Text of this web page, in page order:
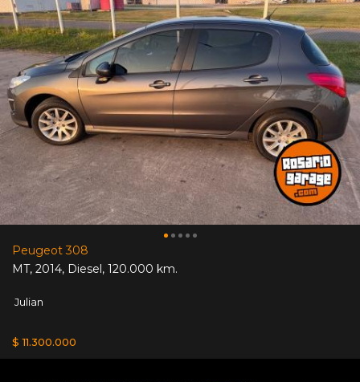
Peugeot 308
MT, 2014, Diesel, 120.000 km.
Julian
$ 11.300.000